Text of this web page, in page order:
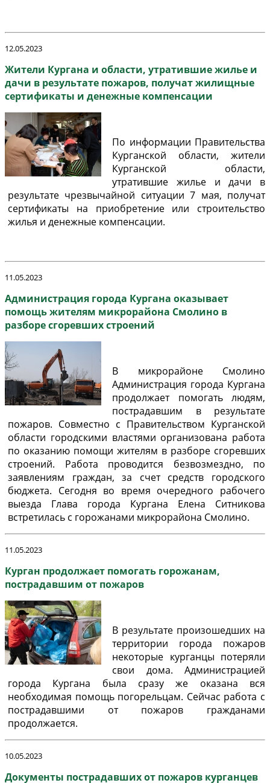
12.05.2023
Жители Кургана и области, утратившие жилье и
дачи в результате пожаров, получат жилищные
сертификаты и денежные компенсации
По информации Правительства
Курганской области, жители
Курганской области,
утратившие жилье и дачи в
результате чрезвычайной ситуации 7 мая, получат
сертификаты на приобретение или строительство
жилья и денежные компенсации.
11.05.2023
Администрация города Кургана оказывает
помощь жителям микрорайона Смолино в
разборе сгоревших строений
В микрорайоне Смолино
Администрация города Кургана
продолжает помогать людям,
пострадавшим в результате
пожаров. Совместно с Правительством Курганской
области городскими властями организована работа
по оказанию помощи жителям в разборе сгоревших
строений. Работа проводится безвозмездно, по
заявлениям граждан, за счет средств городского
бюджета. Сегодня во время очередного рабочего
выезда Глава города Кургана Елена Ситникова
встретилась с горожанами микрорайона Смолино.
11.05.2023
Курган продолжает помогать горожанам,
пострадавшим от пожаров
В результате произошедших на
территории города пожаров
некоторые курганцы потеряли
свои дома. Администрацией
города Кургана была сразу же оказана вся
необходимая помощь погорельцам. Сейчас работа с
пострадавшими от пожаров гражданами
продолжается.
10.05.2023
Документы пострадавших от пожаров курганцев